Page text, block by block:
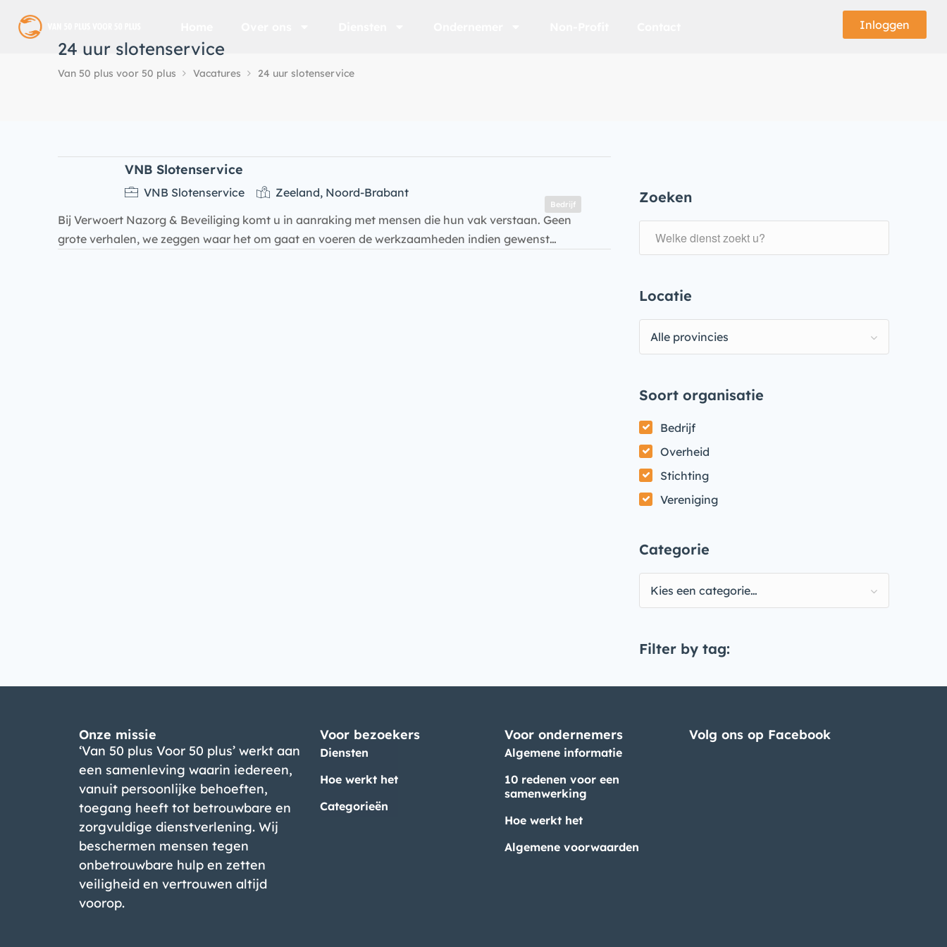
Inloggen
24 uur slotenservice
Van 50 plus voor 50 plus Vacatures 24 uur slotenservice
Zoeken
Locatie
Alle provincies
Soort organisatie
Bedrijf
Overheid
Stichting
Vereniging
Categorie
Kies een categorie…
Filter by tag:
VNB Slotenservice
Bedrijf
VNB Slotenservice
Zeeland, Noord-Brabant
Bij Verwoert Nazorg & Beveiliging komt u in aanraking met mensen die hun vak verstaan. Geen
grote verhalen, we zeggen waar het om gaat en voeren de werkzaamheden indien gewenst…
Onze missie
‘Van 50 plus Voor 50 plus’ werkt aan
een samenleving waarin iedereen,
vanuit persoonlijke behoeften,
toegang heeft tot betrouwbare en
zorgvuldige dienstverlening. Wij
beschermen mensen tegen
onbetrouwbare hulp en zetten
veiligheid en vertrouwen altijd
voorop.
Voor bezoekers
Diensten
Hoe werkt het
Categorieën
Voor ondernemers
Algemene informatie
10 redenen voor een
samenwerking
Hoe werkt het
Algemene voorwaarden
Volg ons op Facebook